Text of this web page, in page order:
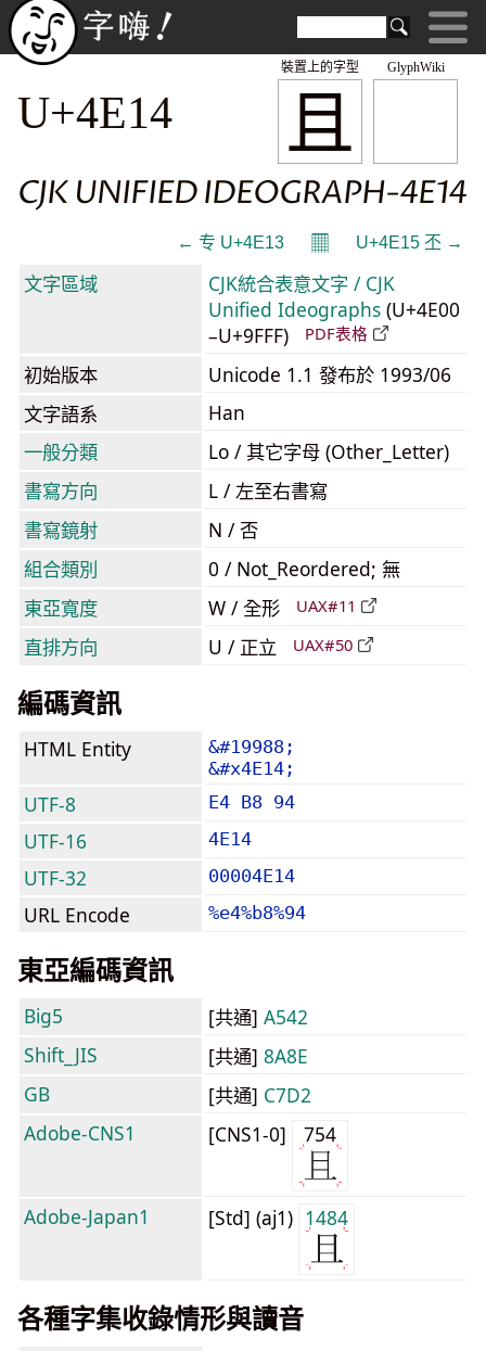
GlyphWiki
且
裝置上的字型
U+4E14
CJK UNIFIED IDEOGRAPH-4E14
← 专 U+4E13 𝄜 U+4E15 丕 →
文字區域
CJK統合表意文字 / CJK
Unified Ideographs (U+4E00
–U+9FFF)
PDF表格
初始版本
Unicode 1.1 發布於 1993/06
文字語系
Han
一般分類
Lo / 其它字母 (Other_Letter)
書寫方向
L / 左至右書寫
書寫鏡射
N / 否
組合類別
0 / Not_Reordered; 無
東亞寬度
W / 全形 UAX#11
直排方向 U / 正立 UAX#50
編碼資訊
HTML Entity
&#19988;
&#x4E14;
UTF-8 E4 B8 94
UTF-16 4E14
UTF-32 00004E14
URL Encode %e4%b8%94
東亞編碼資訊
Big5 [共通] A542
Shift_JIS
[共通] 8A8E
GB
[共通] C7D2
Adobe-CNS1
[CNS1-0] 754
Adobe-Japan1 [Std] (aj1) 1484
各種字集收錄情形與讀音